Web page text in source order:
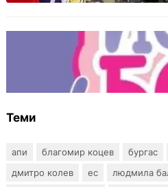
Инвитро
бебе“ се обяви
Центъра към
Теми
апи благомир коцев бургас
дмитро колев
ес людмила